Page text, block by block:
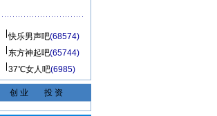
快乐男声吧(68574)
东方神起吧(65744)
37℃女人吧(6985)
创 业 投 资